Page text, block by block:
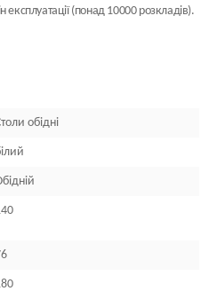
експлуатації (понад 10000 розкладів).
обідні